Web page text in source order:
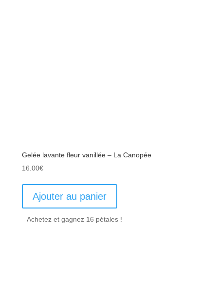
Gelée lavante fleur vanillée – La Canopée
16.00€
Ajouter au panier
Achetez et gagnez 16 pétales !